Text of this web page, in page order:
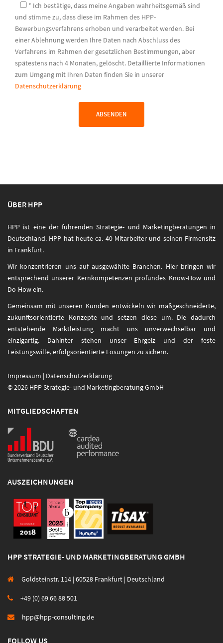
* Ich bestätige, dass meine Angaben wahrheitsgemäß sind
und stimme zu, dass diese im Rahmen des HPP-
Bewerbungsverfahrens erhoben und verarbeitet werden. Bei
einer Ablehnung werden Ihre Daten nach Abschluss des
Verfahrens im Rahmen der gesetzlichen Bestimmungen, aber
spätestens nach 4 Monaten, gelöscht. Detaillierte Informationen
zum Umgang mit Ihren Daten finden Sie in unserer
Datenschutzerklärung
ÜBER HPP
HPP ist eine der führenden Strategie- und Marketingberatungen in
Deutschland. HPP hat heute ca. 40 Mitarbeiter und seinen Firmensitz
in Frankfurt.
Wir konzentrieren uns auf ausgewählte Branchen. Hier bringen wir
entsprechend unserer Kernkompetenzen profundes Know-How und
Do-How ein.
Gemeinsam mit unseren Kunden entwickeln wir maßgeschneiderte,
zukunftsorientierte Konzepte und setzen diese um. Die dadurch
entstehende Marktleistung macht uns unverwechselbar und
einzigartig. Dahinter stehen unser Ehrgeiz und der feste
Leistungswille, erfolgsorientierte Lösungen zu sichern.
Impressum | Datenschutzerklärung
© 2026 HPP Strategie- und Marketingberatung GmbH
MITGLIEDSCHAFTEN
AUSZEICHNUNGEN
HPP STRATEGIE- UND MARKETINGBERATUNG GMBH
Goldsteinstr. 114 | 60528 Frankfurt | Deutschland
+49 (0) 69 66 88 501
hpp@hpp-consulting.de
FOLLOW US